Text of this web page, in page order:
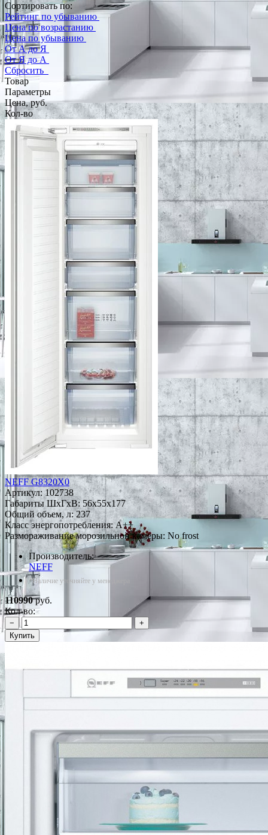
Сортировать по:
Рейтинг по убыванию
Цена по возрастанию
Цена по убыванию
От А до Я
От Я до А
Сбросить
Товар
Параметры
Цена, руб.
Кол-во
NEFF G8320X0
Артикул:102738
Габариты ШxГxВ: 56x55x177
Общий объем, л: 237
Класс энергопотребления: A++
Размораживание морозильной камеры: No frost
Производитель:
NEFF
*Наличие уточняйте у менеджера
110990руб.
Кол-во:
−
+
Купить